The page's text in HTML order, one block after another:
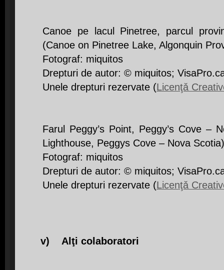
Canoe pe lacul Pinetree, parcul
(Canoe on Pinetree Lake, Algonquin
Fotograf: miquitos
Drepturi de autor: © miquitos;
Unele drepturi rezervate (Licenţǎ
Farul Peggy’s Point, Peggy’s Cove –
Lighthouse, Peggys Cove – Nova Scotia)
Fotograf: miquitos
Drepturi de autor: © miquitos;
Unele drepturi rezervate (Licenţǎ
v) Alţi colaboratori